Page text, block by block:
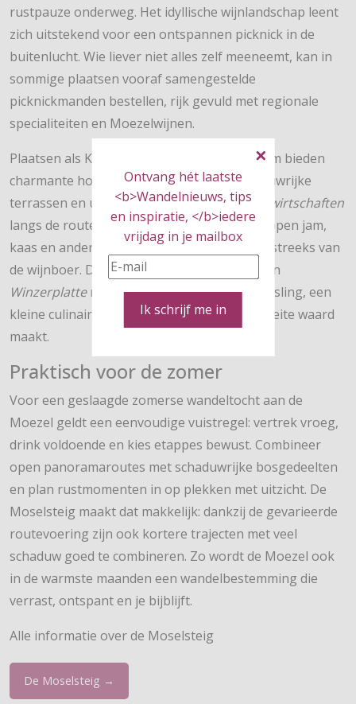
Ontvang hét laatste
<b>Wandelnieuws, tips
en inspiratie, </b>iedere
vrijdag in je mailbox
Ik schrijf me in
rustpauze onderweg. Het idyllische wijnlandschap leent
zich uitstekend voor een ontspannen picknick in de
buitenlucht. Wie liever niet alles zelf meeneemt, kan in
sommige plaatsen vooraf samengestelde
picknickmanden bestellen, rijk gevuld met regionale
specialiteiten en Moezelwijnen.
Plaatsen als Kröv, Reil, Leiwen en Trittenheim bieden
charmante horecagelegenheden met schaduwrijke
terrassen en uitzicht op de rivier. De Straußwirtschaften
langs de route schenken eigen wijn en verkopen jam,
kaas en andere culinaire specialiteiten rechtstreeks van
de wijnboer. Denk aanSpeckplätzchen
of een
Winzerplattemet vers brood en een glas Riesling, een
kleine culinaire pauze die elke etappe de moeite waard
maakt.
Praktisch voor de zomer
Voor een geslaagde zomerse wandeltocht aan de
Moezel geldt een eenvoudige vuistregel: vertrek vroeg,
drink voldoende en kies etappes bewust. Combineer
open panoramaroutes met schaduwrijke bosgedeelten
en plan rustmomenten in op plekken met uitzicht. De
Moselsteig maakt dat makkelijk: dankzij de gevarieerde
routevoering zijn ook kortere trajecten met veel
schaduw goed te combineren. Zo wordt de Moezel ook
in de warmste maanden een wandelbestemming die
verrast, ontspant en je bijblijft.
Alle informatie over de Moselsteig
De Moselsteig →